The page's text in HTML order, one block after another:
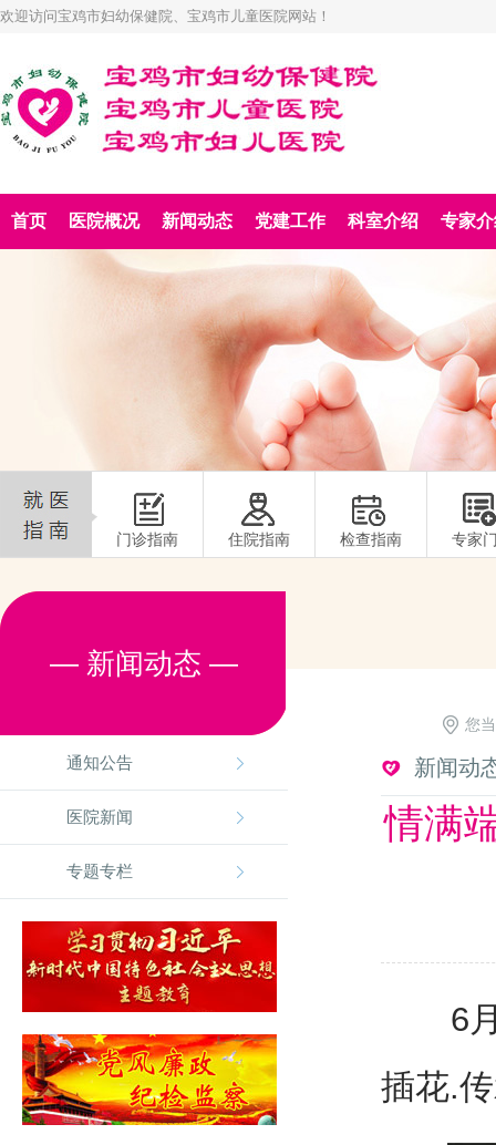
欢迎访问宝鸡市妇幼保健院、宝鸡市儿童医院网站！
首页 医院概况 新闻动态 党建工作 科室介绍 专家
门诊指南 住院指南 检查指南 专家
— 新闻动态 —
通知公告
医院新闻
专题专栏
您
新闻动
情满
6月5
插花.